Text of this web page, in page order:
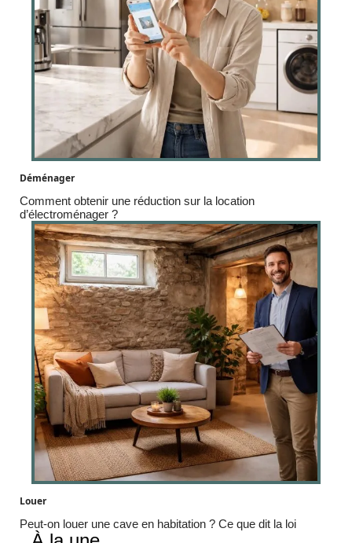
Déménager
Comment obtenir une réduction sur la location
d’électroménager ?
Louer
Peut-on louer une cave en habitation ? Ce que dit la loi